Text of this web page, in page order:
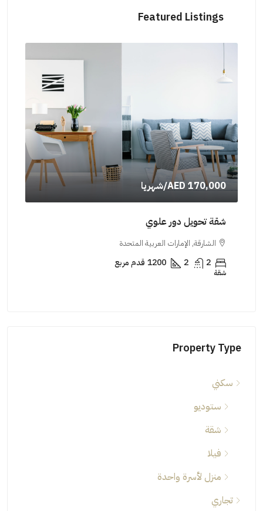
Featured Listings
AED 170,000/شهريا
شقة تحويل دور علوي
الشارقة, الإمارات العربية المتحدة
2
2
1200 قدم مربع
شقة
Property Type
سكني
ستوديو
شقة
فيلا
منزل لأسرة واحدة
تجاري